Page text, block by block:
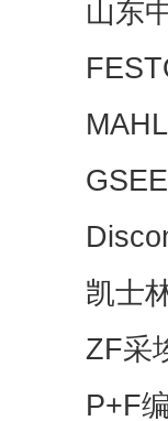
山东
凯士
ZF采
P+F